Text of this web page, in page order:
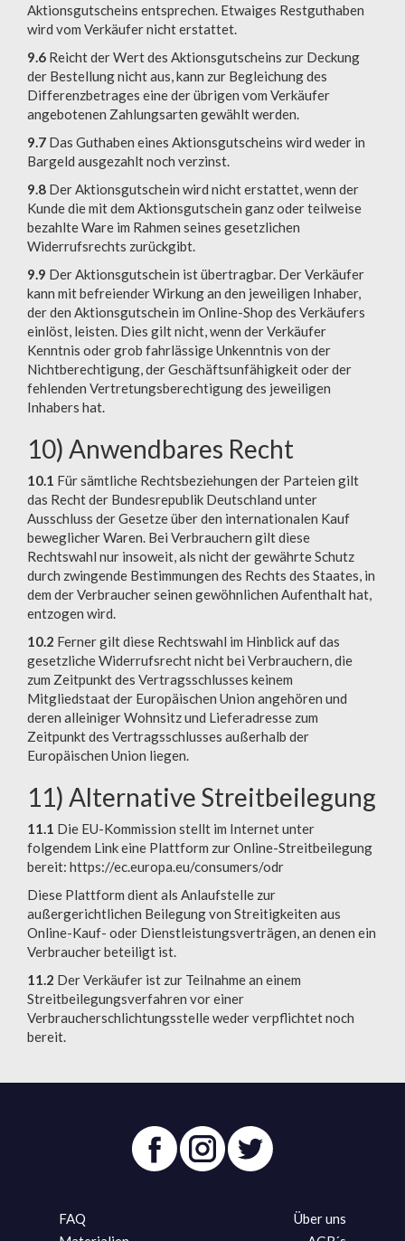
Aktionsgutscheins entsprechen. Etwaiges Restguthaben
wird vom Verkäufer nicht erstattet.
9.6 Reicht der Wert des Aktionsgutscheins zur Deckung
der Bestellung nicht aus, kann zur Begleichung des
Differenzbetrages eine der übrigen vom Verkäufer
angebotenen Zahlungsarten gewählt werden.
9.7 Das Guthaben eines Aktionsgutscheins wird weder in
Bargeld ausgezahlt noch verzinst.
9.8 Der Aktionsgutschein wird nicht erstattet, wenn der
Kunde die mit dem Aktionsgutschein ganz oder teilweise
bezahlte Ware im Rahmen seines gesetzlichen
Widerrufsrechts zurückgibt.
9.9 Der Aktionsgutschein ist übertragbar. Der Verkäufer
kann mit befreiender Wirkung an den jeweiligen Inhaber,
der den Aktionsgutschein im Online-Shop des Verkäufers
einlöst, leisten. Dies gilt nicht, wenn der Verkäufer
Kenntnis oder grob fahrlässige Unkenntnis von der
Nichtberechtigung, der Geschäftsunfähigkeit oder der
fehlenden Vertretungsberechtigung des jeweiligen
Inhabers hat.
10) Anwendbares Recht
10.1 Für sämtliche Rechtsbeziehungen der Parteien gilt
das Recht der Bundesrepublik Deutschland unter
Ausschluss der Gesetze über den internationalen Kauf
beweglicher Waren. Bei Verbrauchern gilt diese
Rechtswahl nur insoweit, als nicht der gewährte Schutz
durch zwingende Bestimmungen des Rechts des Staates, in
dem der Verbraucher seinen gewöhnlichen Aufenthalt hat,
entzogen wird.
10.2 Ferner gilt diese Rechtswahl im Hinblick auf das
gesetzliche Widerrufsrecht nicht bei Verbrauchern, die
zum Zeitpunkt des Vertragsschlusses keinem
Mitgliedstaat der Europäischen Union angehören und
deren alleiniger Wohnsitz und Lieferadresse zum
Zeitpunkt des Vertragsschlusses außerhalb der
Europäischen Union liegen.
11) Alternative Streitbeilegung
11.1 Die EU-Kommission stellt im Internet unter
folgendem Link eine Plattform zur Online-Streitbeilegung
bereit: https://ec.europa.eu/consumers/odr
Diese Plattform dient als Anlaufstelle zur
außergerichtlichen Beilegung von Streitigkeiten aus
Online-Kauf- oder Dienstleistungsverträgen, an denen ein
Verbraucher beteiligt ist.
11.2 Der Verkäufer ist zur Teilnahme an einem
Streitbeilegungsverfahren vor einer
Verbraucherschlichtungsstelle weder verpflichtet noch
bereit.
FAQ
Über uns